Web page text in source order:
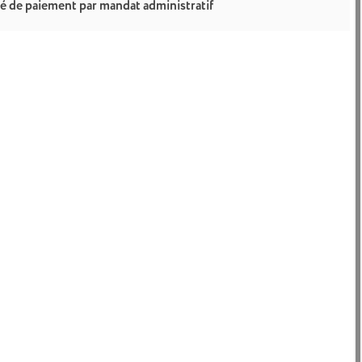
de paiement par mandat administratif